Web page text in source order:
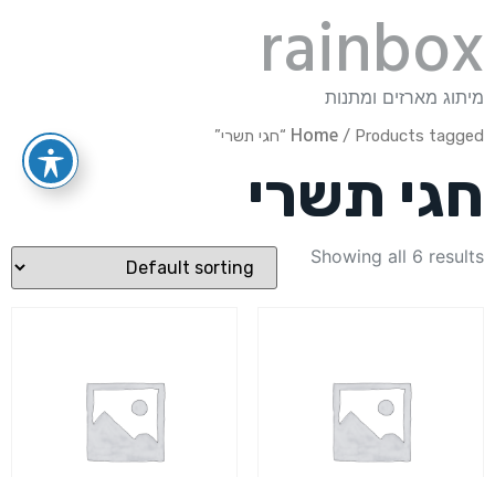
rainbox
מיתוג מארזים ומתנות
Home / Products tagged “חגי תשרי”
חגי תשרי
Showing all 6 results